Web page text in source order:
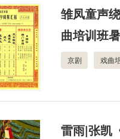
雏凤童声
曲培训班
京剧 戏曲
雷雨|张凯